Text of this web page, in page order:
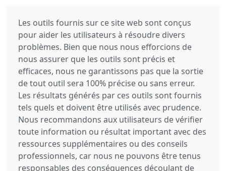
Les outils fournis sur ce site web sont conçus
pour aider les utilisateurs à résoudre divers
problèmes. Bien que nous nous efforcions de
nous assurer que les outils sont précis et
efficaces, nous ne garantissons pas que la sortie
de tout outil sera 100% précise ou sans erreur.
Les résultats générés par ces outils sont fournis
tels quels et doivent être utilisés avec prudence.
Nous recommandons aux utilisateurs de vérifier
toute information ou résultat important avec des
ressources supplémentaires ou des conseils
professionnels, car nous ne pouvons être tenus
responsables des conséquences découlant de